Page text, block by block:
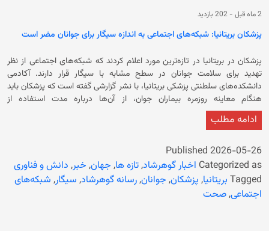
2 ماه قبل - 202 بازدید
پزشکان بریتانیا: شبکه‌های اجتماعی به اندازه سیگار برای جوانان مضر است
پزشکان در بریتانیا در تازه‌ترین مورد اعلام کردند که شبکه‌های اجتماعی از نظر
تهدید برای سلامت جوانان در سطح مشابه با سیگار قرار دارند. آکادمی
دانشکده‌های سلطنتی پزشکی بریتانیا، با نشر گزارشی گفته است که پزشکان باید
هنگام معاینه روزمره بیماران جوان، از آن‌ها درباره مدت استفاده از
در میان جامعه علمی گسترده‌تر هنوز اجماع روشنی وجود ندارد که استفاده از
صفحه‌نمایش به‌طور کلی برای کودکان زیان‌بار است. حکومت بریتانیا در حال
بررسی ممنوعیت استفاده از شبکه‌های اجتماعی برای جوانان زیر ۱۶ سال است؛
اقدامی که برای نخستین بار در استرالیا انجام شد و برخی کشورهای دیگر نیز در
ادامه مطلب
Published 2026-05-26
Categorized as اخبار گوهرشاد,تازه ها, جهان, خبر, دانش و فناوری
Tagged بریتانیا, پزشکان, جوانان,رسانه گوهرشاد, سیگار, شبکه‌های
اجتماعی,صحت